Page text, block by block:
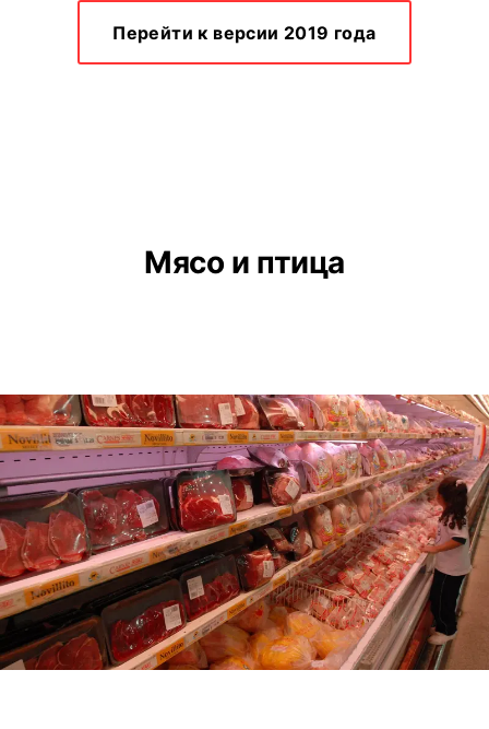
Перейти к версии 2019 года
Мясо и птица